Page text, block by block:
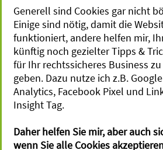
Generell sind Cookies gar nicht
Einige sind nötig, damit die
funktioniert, andere helfen mir,
künftig noch gezielter Tipps &
für Ihr rechtssicheres Business zu
geben. Dazu nutze ich z.B. Google
Analytics, Facebook Pixel und
Insight Tag.
Daher helfen Sie mir, aber auch
wenn Sie alle Cookies
Camps
für Workshops
Terminvereinbarung
Gesetzes­vorgaben
Impressum
Datenschutz
Julia
D -